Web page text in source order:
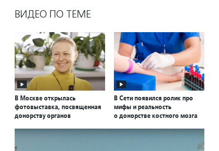
ВИДЕО ПО ТЕМЕ
В Москве открылась
фотовыставка, посвященная
донорству органов
В Сети появился ролик про
мифы и реальность
о донорстве костного мозга